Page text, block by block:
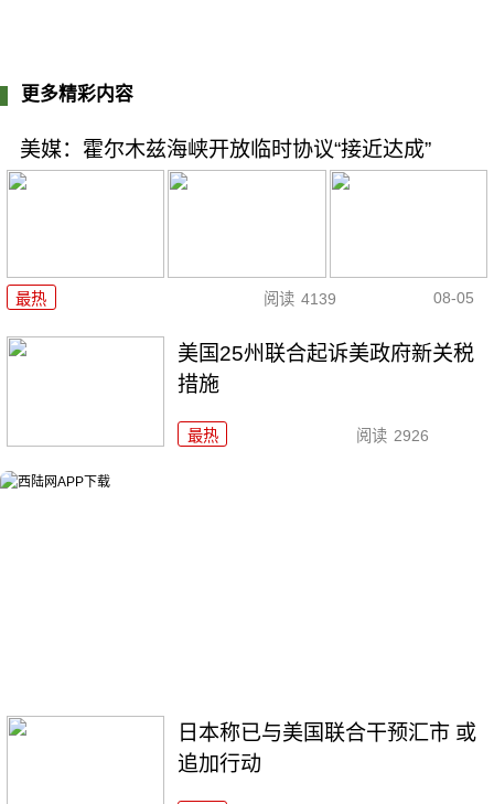
更多精彩内容
美媒：霍尔木兹海峡开放临时协议“接近达成”
最热 阅读 4139 08-05
美国25州联合起诉美政府新关税
措施
最热 阅读 2926
日本称已与美国联合干预汇市 或
追加行动